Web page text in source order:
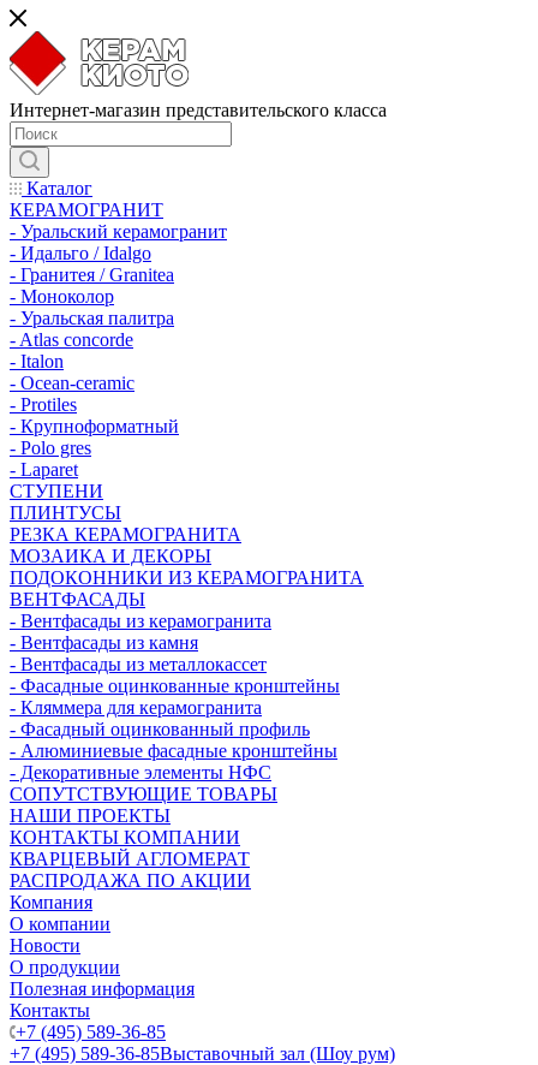
Интернет-магазин представительского класса
Каталог
КЕРАМОГРАНИТ
- Уральский керамогранит
- Идальго / Idalgo
- Гранитея / Granitea
- Моноколор
- Уральская палитра
- Atlas concorde
- Italon
- Ocean-ceramic
- Protiles
- Крупноформатный
- Polo gres
- Laparet
СТУПЕНИ
ПЛИНТУСЫ
РЕЗКА КЕРАМОГРАНИТА
МОЗАИКА И ДЕКОРЫ
ПОДОКОННИКИ ИЗ КЕРАМОГРАНИТА
ВЕНТФАСАДЫ
- Вентфасады из керамогранита
- Вентфасады из камня
- Вентфасады из металлокассет
- Фасадные оцинкованные кронштейны
- Кляммера для керамогранита
- Фасадный оцинкованный профиль
- Алюминиевые фасадные кронштейны
- Декоративные элементы НФС
СОПУТСТВУЮЩИЕ ТОВАРЫ
НАШИ ПРОЕКТЫ
КОНТАКТЫ КОМПАНИИ
КВАРЦЕВЫЙ АГЛОМЕРАТ
РАСПРОДАЖА ПО АКЦИИ
Компания
О компании
Новости
О продукции
Полезная информация
Контакты
+7 (495) 589-36-85
+7 (495) 589-36-85Выставочный зал (Шоу рум)